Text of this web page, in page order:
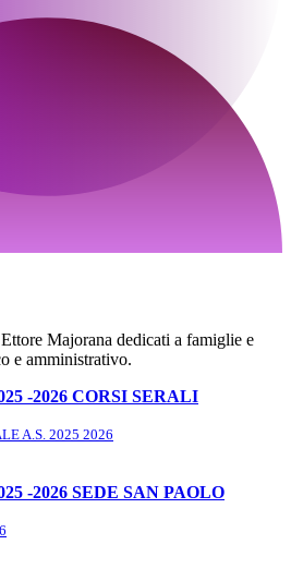
Majorana dedicati a famiglie e
e amministrativo.
-2026 CORSI SERALI
A.S. 2025 2026
-2026 SEDE SAN PAOLO